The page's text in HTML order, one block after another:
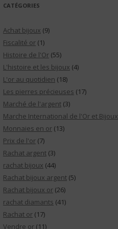
CATÉGORIES
Achat bijoux (9)
Fiscalité or (1)
Histoire de l'Or (55)
L'histoire et les bijoux (4)
L'or au quotidien (18)
Les pierres précieuses (17)
Marché de l'argent (3)
Marche International de l'Or et Bijoux
Monnaies en or (13)
Prix de l'or (7)
Rachat argent (3)
rachat bijoux (44)
Rachat bijoux argent (5)
Rachat bijoux or (26)
rachat diamants (41)
Rachat or (17)
Vendre or (11)